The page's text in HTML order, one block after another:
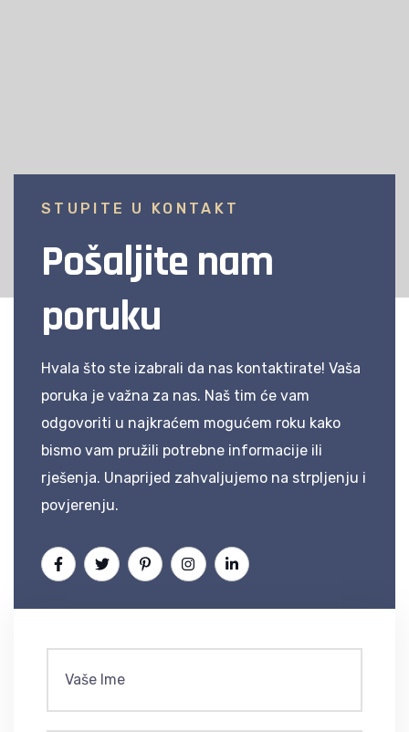
STUPITE U KONTAKT
Pošaljite nam
poruku
Hvala što ste izabrali da nas kontaktirate! Vaša
poruka je važna za nas. Naš tim će vam
odgovoriti u najkraćem mogućem roku kako
bismo vam pružili potrebne informacije ili
rješenja. Unaprijed zahvaljujemo na strpljenju i
povjerenju.